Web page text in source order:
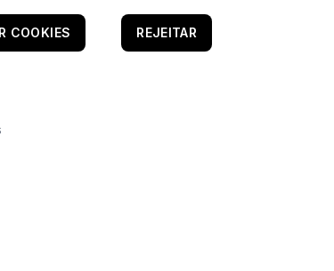
COOKIES REJEITAR